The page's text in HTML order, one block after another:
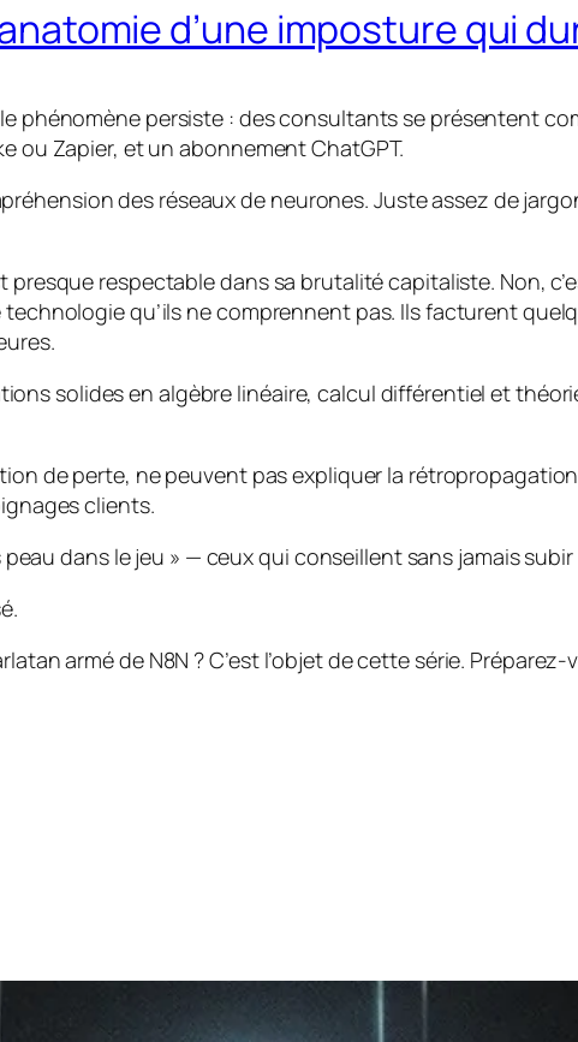
d’une imposture qui
phénomène persiste : des consultants se présentent
ou Zapier, et un abonnement ChatGPT.
des réseaux de neurones. Juste assez de
presque respectable dans sa brutalité capitaliste. Non,
qu’ils ne comprennent pas. Ils facturent
solides en algèbre linéaire, calcul différentiel et
de perte, ne peuvent pas expliquer la
clients.
dans le jeu » — ceux qui conseillent sans jamais
armé de N8N ? C’est l’objet de cette série.